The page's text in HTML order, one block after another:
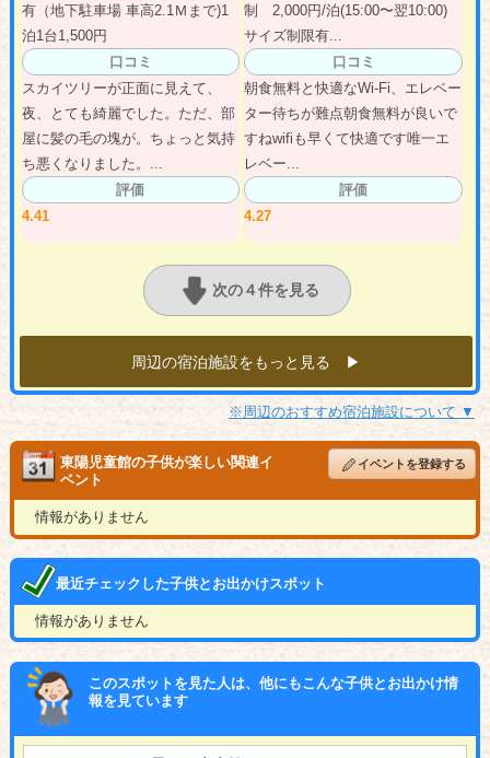
有（地下駐車場 車高2.1Ｍまで)1
泊1台1,500円
口コミ
スカイツリーが正面に見えて、
夜、とても綺麗でした。ただ、部
屋に髪の毛の塊が。ちょっと気持
ち悪くなりました。...
評価
4.41
制 2,000円/泊(15:00〜翌10:00)
サイズ制限有...
口コミ
朝食無料と快適なWi-Fi、エレベー
ター待ちが難点朝食無料が良いで
すねwifiも早くて快適です唯一エ
レベー...
評価
4.27
次の４件を見る
周辺の宿泊施設をもっと見る ▶︎
※周辺のおすすめ宿泊施設について ▼
東陽児童館の子供が楽しい関連イ
ベント
イベントを登録する
情報がありません
最近チェックした子供とお出かけスポット
情報がありません
このスポットを見た人は、他にもこんな子供とお出かけ情
報を見ています